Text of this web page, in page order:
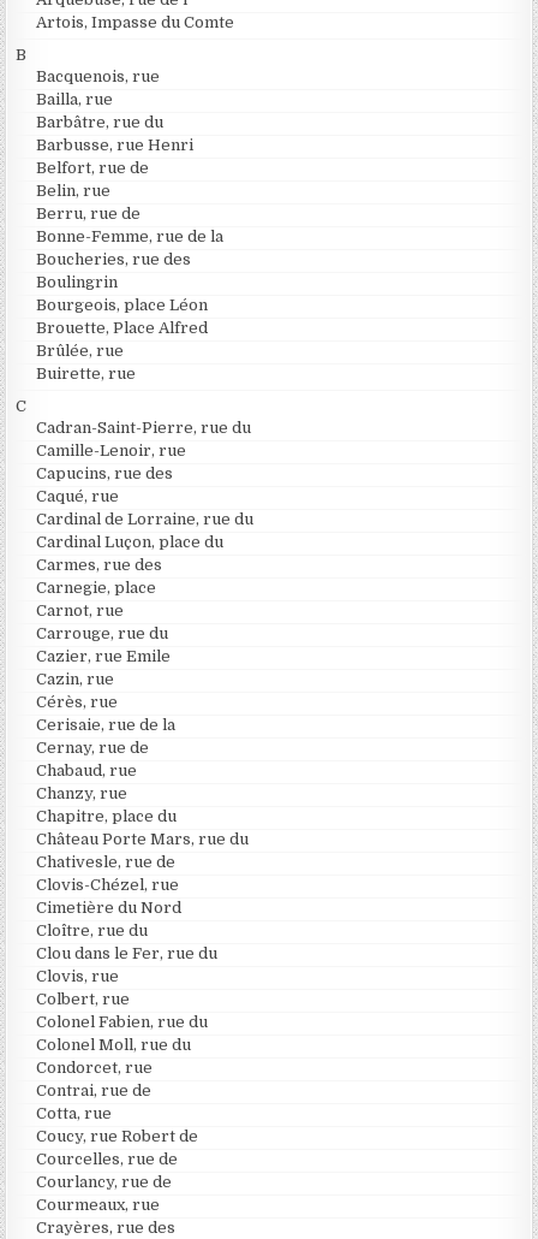
Artois, Impasse du Comte
B
Bacquenois, rue
Bailla, rue
Barbâtre, rue du
Barbusse, rue Henri
Belfort, rue de
Belin, rue
Berru, rue de
Bonne-Femme, rue de la
Boucheries, rue des
Boulingrin
Bourgeois, place Léon
Brouette, Place Alfred
Brûlée, rue
Buirette, rue
C
Cadran-Saint-Pierre, rue du
Camille-Lenoir, rue
Capucins, rue des
Caqué, rue
Cardinal de Lorraine, rue du
Cardinal Luçon, place du
Carmes, rue des
Carnegie, place
Carnot, rue
Carrouge, rue du
Cazier, rue Emile
Cazin, rue
Cérès, rue
Cerisaie, rue de la
Cernay, rue de
Chabaud, rue
Chanzy, rue
Chapitre, place du
Château Porte Mars, rue du
Chativesle, rue de
Clovis-Chézel, rue
Cimetière du Nord
Cloître, rue du
Clou dans le Fer, rue du
Clovis, rue
Colbert, rue
Colonel Fabien, rue du
Colonel Moll, rue du
Condorcet, rue
Contrai, rue de
Cotta, rue
Coucy, rue Robert de
Courcelles, rue de
Courlancy, rue de
Courmeaux, rue
Crayères, rue des